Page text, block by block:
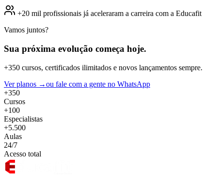
+20 mil profissionais já aceleraram a carreira com a Educafit
Vamos juntos?
Sua próxima evolução começa hoje.
+350 cursos, certificados ilimitados e novos lançamentos sempre.
Ver planos →ou fale com a gente no WhatsApp
+350
Cursos
+100
Especialistas
+5.500
Aulas
24/7
Acesso total